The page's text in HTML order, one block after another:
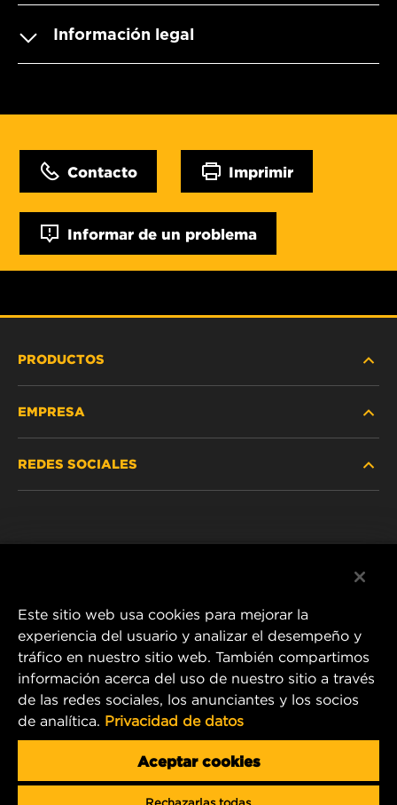
Información legal
Contacto Imprimir
Informar de un problema
PRODUCTOS
VEHÍCULOS LIVIANOS Y COMERCIALES
EMPRESA
REDES SOCIALES
1 Wix Way
P.O. Box 1967
Gastonia, NC 28054
Correo electrónico de producto y servicio al cliente:
info@mann-hummel.com
Este sitio web usa cookies para mejorar la
experiencia del usuario y analizar el desempeño y
tráfico en nuestro sitio web. También compartimos
información acerca del uso de nuestro sitio a través
de las redes sociales, los anunciantes y los socios
de analítica. Privacidad de datos
Aceptar cookies